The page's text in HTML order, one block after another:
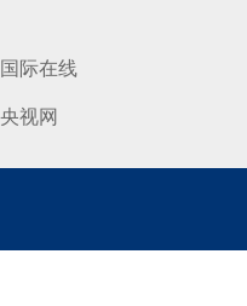
国际在线
央视网